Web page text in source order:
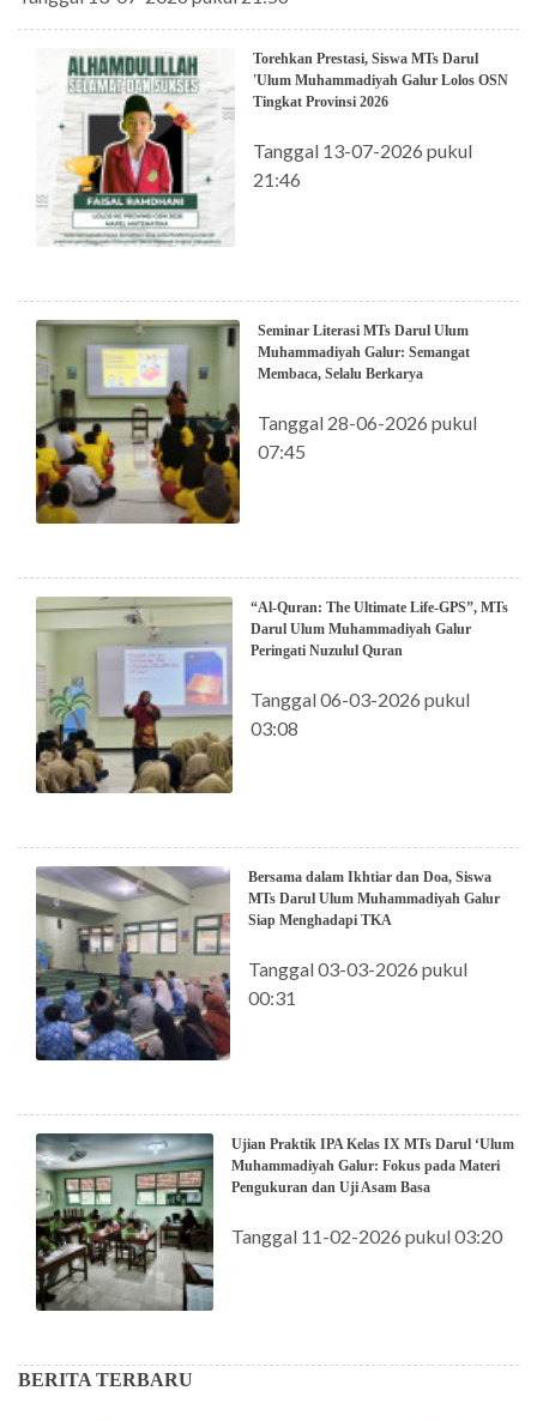
Torehkan Prestasi, Siswa MTs Darul
'Ulum Muhammadiyah Galur Lolos OSN
Tingkat Provinsi 2026
Tanggal 13-07-2026 pukul
21:46
Seminar Literasi MTs Darul Ulum
Muhammadiyah Galur: Semangat
Membaca, Selalu Berkarya
Tanggal 28-06-2026 pukul
07:45
“Al-Quran: The Ultimate Life-GPS”, MTs
Darul Ulum Muhammadiyah Galur
Peringati Nuzulul Quran
Tanggal 06-03-2026 pukul
03:08
Bersama dalam Ikhtiar dan Doa, Siswa
MTs Darul Ulum Muhammadiyah Galur
Siap Menghadapi TKA
Tanggal 03-03-2026 pukul
00:31
Ujian Praktik IPA Kelas IX MTs Darul ‘Ulum
Muhammadiyah Galur: Fokus pada Materi
Pengukuran dan Uji Asam Basa
Tanggal 11-02-2026 pukul 03:20
BERITA TERBARU